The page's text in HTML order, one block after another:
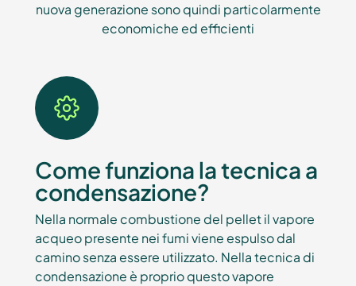
nuova generazione sono quindi particolarmente
economiche ed efficienti
Come funziona la tecnica a
condensazione?
Nella normale combustione del pellet il vapore
acqueo presente nei fumi viene espulso dal
camino senza essere utilizzato. Nella tecnica di
condensazione è proprio questo vapore